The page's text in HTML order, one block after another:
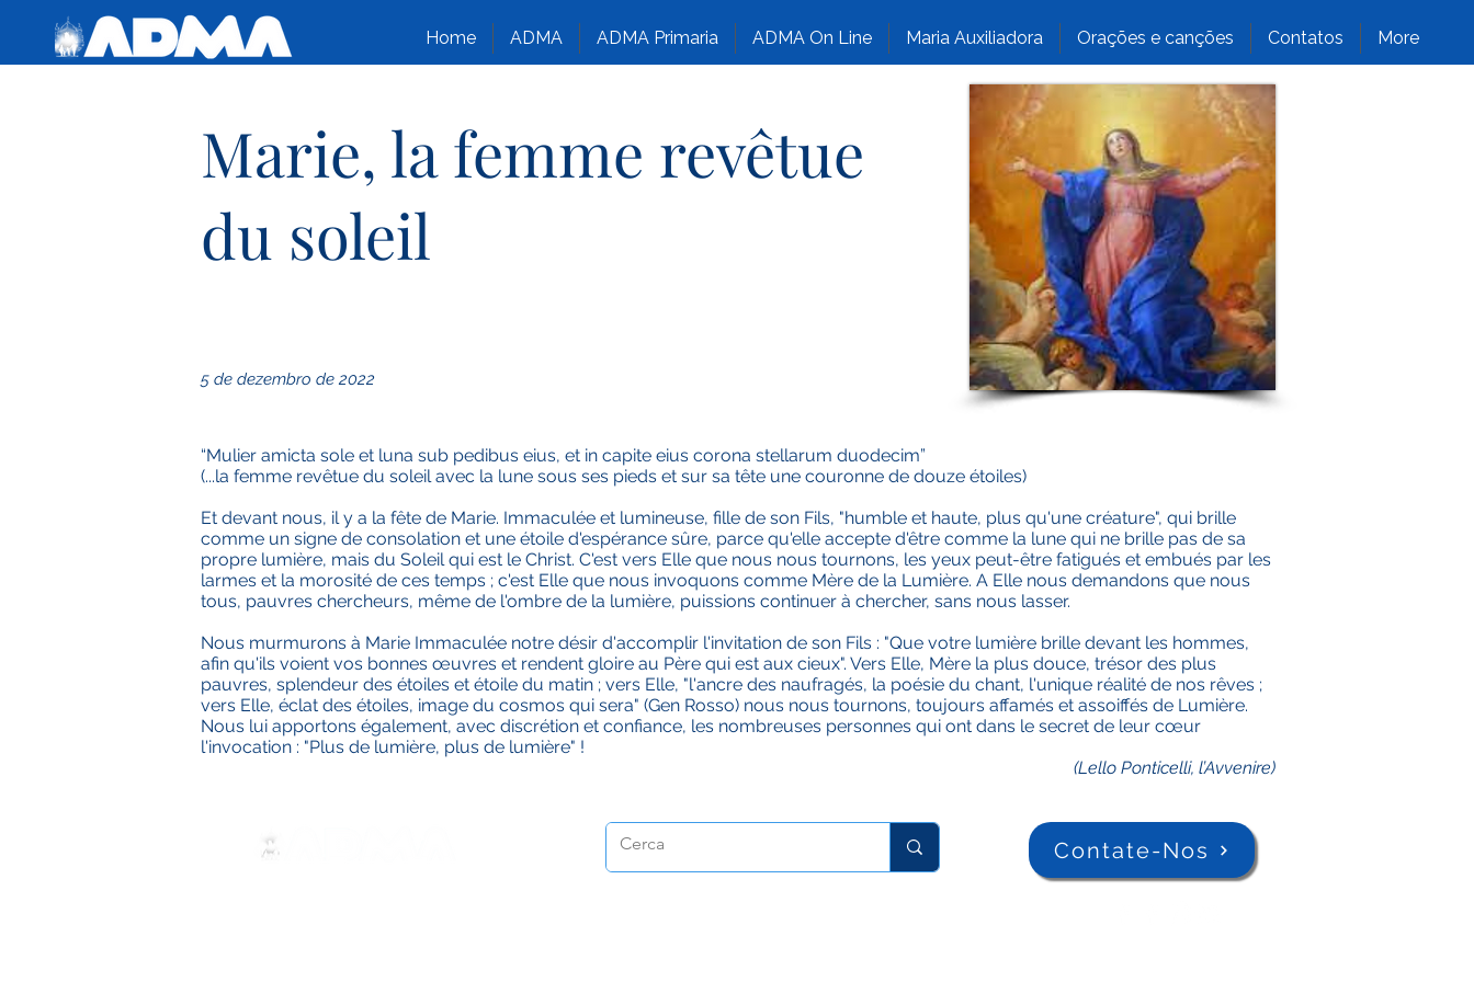
Home ADMA ADMA Primaria ADMA On Line Maria Auxiliadora Orações e canções Contatos More
Marie, la femme revêtue
du soleil
5 de dezembro de 2022
“Mulier amicta sole et luna sub pedibus eius, et in capite eius corona stellarum duodecim”
(...la femme revêtue du soleil avec la lune sous ses pieds et sur sa tête une couronne de douze étoiles)
Et devant nous, il y a la fête de Marie. Immaculée et lumineuse, fille de son Fils, "humble et haute, plus qu'une créature", qui brille
comme un signe de consolation et une étoile d'espérance sûre, parce qu'elle accepte d'être comme la lune qui ne brille pas de sa
propre lumière, mais du Soleil qui est le Christ. C'est vers Elle que nous nous tournons, les yeux peut-être fatigués et embués par les
larmes et la morosité de ces temps ; c'est Elle que nous invoquons comme Mère de la Lumière. A Elle nous demandons que nous
tous, pauvres chercheurs, même de l'ombre de la lumière, puissions continuer à chercher, sans nous lasser.
Nous murmurons à Marie Immaculée notre désir d'accomplir l'invitation de son Fils : "Que votre lumière brille devant les hommes,
afin qu'ils voient vos bonnes œuvres et rendent gloire au Père qui est aux cieux". Vers Elle, Mère la plus douce, trésor des plus
pauvres, splendeur des étoiles et étoile du matin ; vers Elle, "l'ancre des naufragés, la poésie du chant, l'unique réalité de nos rêves ;
vers Elle, éclat des étoiles, image du cosmos qui sera" (Gen Rosso) nous nous tournons, toujours affamés et assoiffés de Lumière.
Nous lui apportons également, avec discrétion et confiance, les nombreuses personnes qui ont dans le secret de leur cœur
l'invocation : "Plus de lumière, plus de lumière" !
(Lello Ponticelli, l’Avvenire)
Contate-Nos